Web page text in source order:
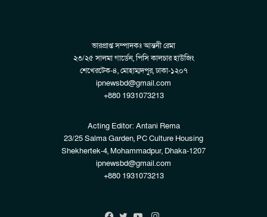
ভারপ্রাপ্ত সম্পাদকঃ আন্তনী রেমা
২৩/২৫ সালমা গার্ডেন, পিসি কালচার হাউজিং
শেখেরটেক-৪, মোহাম্মদপুর, ঢাকা-১২০৭
ipnewsbd@gmail.com
+880 1931073213
Acting Editor: Antani Rema
23/25 Salma Garden, PC Culture Housing
Shekhertek-4, Mohammadpur, Dhaka-1207
ipnewsbd@gmail.com
+880 1931073213